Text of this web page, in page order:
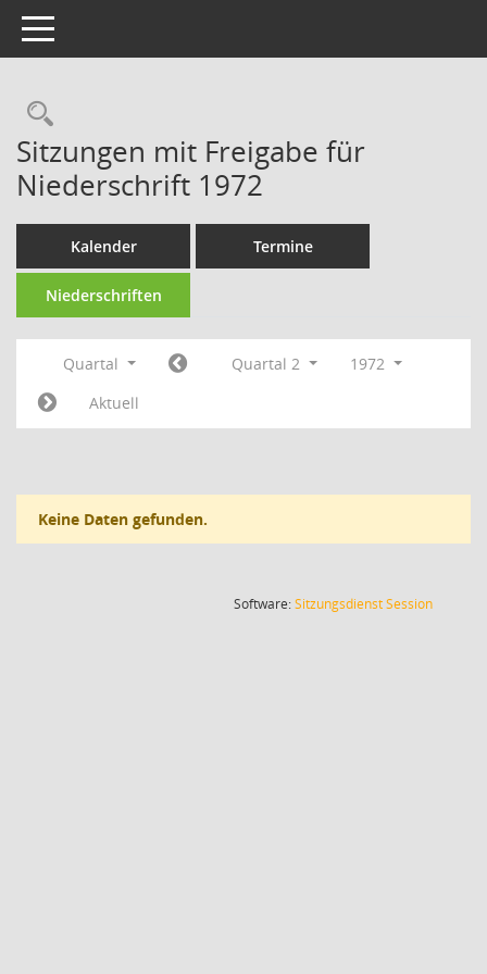
Toggle navigation
Rechercheauswahl
Sitzungen mit Freigabe für
Niederschrift 1972
Kalender Termine
Niederschriften
Quartal Quartal 2
1972
Aktuell
Keine Daten gefunden.
Software:SitzungsdienstSession(Wird in